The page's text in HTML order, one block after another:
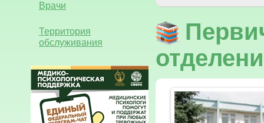
Врачи
Территория
обслуживания